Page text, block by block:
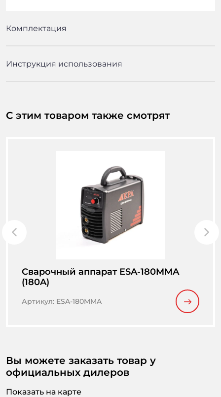
Комплектация
Инструкция использования
С этим товаром также смотрят
Сварочный аппарат ESA-180MMA
(180A)
Артикул: ESA-180MMA
Вы можете заказать товар у
официальных дилеров
Показать на карте